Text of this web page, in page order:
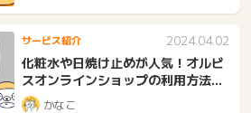
サービス紹介 2024.04.02
化粧水や日焼け止めが人気！オルビ
スオンラインショップの利用方法や
おすすめポイントをご紹介！
かなこ